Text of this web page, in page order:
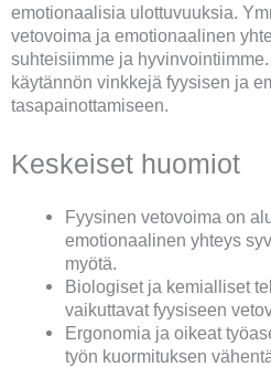
emotionaalisia ulottuvuuksia.
vetovoima ja emotionaalinen
suhteisiimme ja
käytännön vinkkejä fyysisen ja
tasapainottamiseen.
Keskeiset huomiot
Fyysinen vetovoima on
emotionaalinen yhteys
myötä.
Biologiset ja kemialliset
vaikuttavat fyysiseen
Ergonomia ja oikeat
työn kuormituksen